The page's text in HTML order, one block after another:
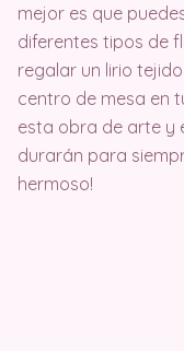
mejor es que
diferentes tipos de
regalar un lirio
centro de mesa en
esta obra de arte y
durarán para
hermoso!